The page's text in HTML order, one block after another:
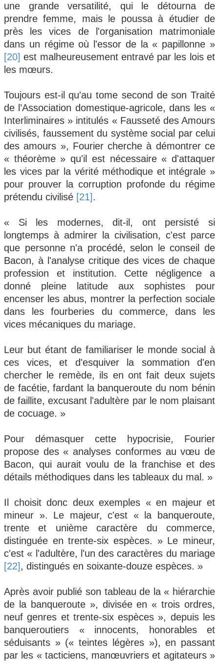
une grande versatilité, qui le détourna de
prendre femme, mais le poussa à étudier de
près les vices de l'organisation matrimoniale
dans un régime où l'essor de la « papillonne »
[20] est malheureusement entravé par les lois et
les mœurs.
Toujours est-il qu'au tome second de son Traité
de l’Association domestique-agricole, dans les «
Interliminaires » intitulés « Fausseté des Amours
civilisés, faussement du système social par celui
des amours », Fourier cherche à démontrer ce
« théorème » qu'il est nécessaire « d'attaquer
les vices par la vérité méthodique et intégrale »
pour prouver la corruption profonde du régime
prétendu civilisé [21].
« Si les modernes, dit-il, ont persisté si
longtemps à admirer la civilisation, c'est parce
que personne n'a procédé, selon le conseil de
Bacon, à l'analyse critique des vices de chaque
profession et institution. Cette négligence a
donné pleine latitude aux sophistes pour
encenser les abus, montrer la perfection sociale
dans les fourberies du commerce, dans les
vices mécaniques du mariage.
Leur but étant de familiariser le monde social à
ces vices, et d'esquiver la sommation d'en
chercher le remède, ils en ont fait deux sujets
de facétie, fardant la banqueroute du nom bénin
de faillite, excusant l'adultère par le nom plaisant
de cocuage. »
Pour démasquer cette hypocrisie, Fourier
propose des « analyses conformes au vœu de
Bacon, qui aurait voulu de la franchise et des
détails méthodiques dans les tableaux du mal. »
Il choisit donc deux exemples « en majeur et
mineur ». Le majeur, c'est « la banqueroute,
trente et unième caractère du commerce,
distinguée en trente-six espèces. » Le mineur,
c'est « l'adultère, l'un des caractères du mariage
[22], distingués en soixante-douze espèces. »
Après avoir publié son tableau de la « hiérarchie
de la banqueroute », divisée en « trois ordres,
neuf genres et trente-six espèces », depuis les
banqueroutiers « innocents, honorables et
séduisants » (« teintes légères »), en passant
par les « tacticiens, manœuvriers et agitateurs »